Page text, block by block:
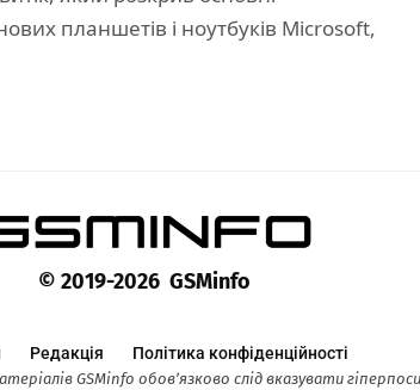
планшетів і ноутбуків Microsoft,
© 2019-2026 GSMinfo
Редакція Політика конфіденційності
GSMinfo обов’язково слід вказувати